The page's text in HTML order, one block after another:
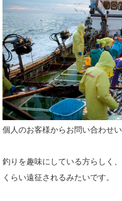
個人のお客様からお問い合わせい
釣りを趣味にしている方らしく
くらい遠征されるみたいです。